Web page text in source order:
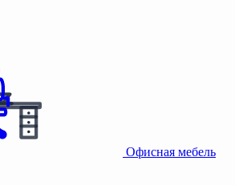
Офисная мебель